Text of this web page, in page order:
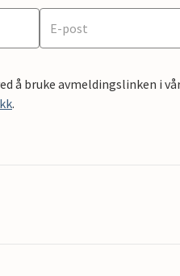
å bruke avmeldingslinken i
.